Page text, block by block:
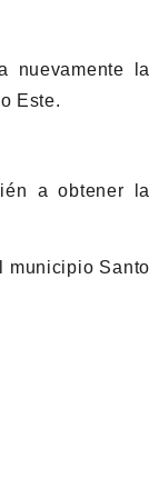
nuevamente la
Este.
a obtener la
municipio Santo